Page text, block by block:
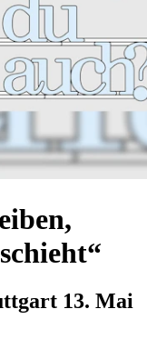
13. Mai